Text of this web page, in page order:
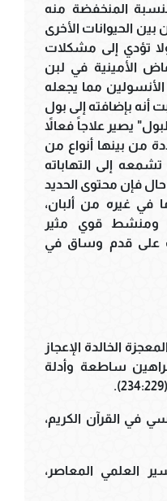
المنخفضة منه
بين الحيوانات الأخرى
تؤدي إلى مشكلات
الأمينية في لبن
مما يجعله
أنه بإضافته إلى بول
يصير علاجاً فعالاً
من بينها أنواع من
إلى التهاباته
فإن محتوى الحديد
غيره من ألبان،
ومنشط قوي مثير
على قدم وساق في
الخالدة الإعجاز
ساطعة وأدلة
في القرآن الكريم،
العلمي المعاصر،